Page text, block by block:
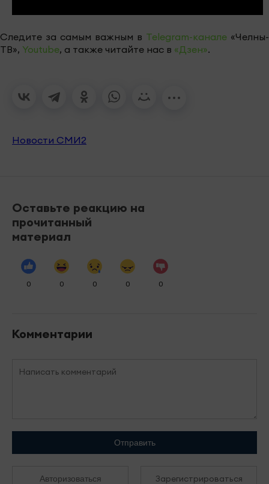
Следите за самым важным в Telegram-канале «Челны-
ТВ», Youtube, а также читайте нас в «Дзен».
Новости СМИ2
Оставьте реакцию на
прочитанный
материал
0 0 0 0 0
Комментарии
Отправить
Авторизоваться Зарегистрироваться